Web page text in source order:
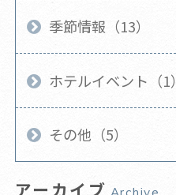
季節情報（13）
ホテルイベント（1）
その他（5）
アーカイブ